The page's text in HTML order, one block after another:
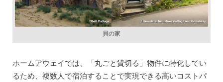
貝の家
ホームアウェイでは、「丸ごと貸切る」物件に特化してい
るため、複数人で宿泊することで実現できる高いコストパ